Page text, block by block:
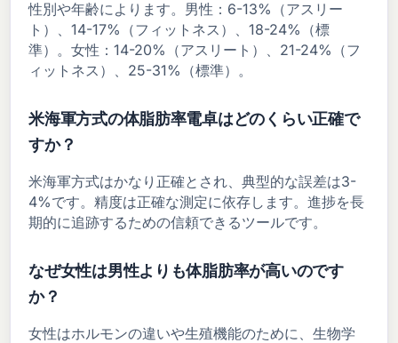
性別や年齢によります。男性：6-13%（アスリー
ト）、14-17%（フィットネス）、18-24%（標
準）。女性：14-20%（アスリート）、21-24%（フ
ィットネス）、25-31%（標準）。
米海軍方式の体脂肪率電卓はどのくらい正確で
すか？
米海軍方式はかなり正確とされ、典型的な誤差は3-
4%です。精度は正確な測定に依存します。進捗を長
期的に追跡するための信頼できるツールです。
なぜ女性は男性よりも体脂肪率が高いのです
か？
女性はホルモンの違いや生殖機能のために、生物学